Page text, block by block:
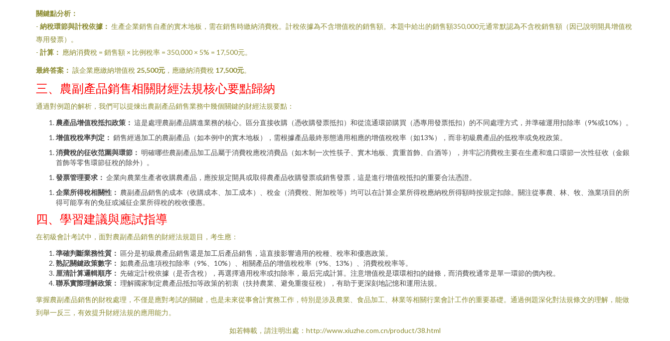
關鍵點分析：
- 納稅環節與計稅依據： 生產企業銷售自產的實木地板，需在銷售時繳納消費稅。計稅依據為不含增值稅的銷售額。本題中給出的銷售額350,000元通常默認為不含稅銷售額（因已說明開具增值稅
專用發票）。
- 計算： 應納消費稅 = 銷售額 × 比例稅率 = 350,000 × 5% = 17,500元。
最終答案： 該企業應繳納增值稅 25,500元 ，應繳納消費稅 17,500元。
三、農副產品銷售相關財經法規核心要點歸納
通過對例題的解析，我們可以提煉出農副產品銷售業務中幾個關鍵的財經法規要點：
農產品增值稅抵扣政策： 這是處理農副產品購進業務的核心。區分直接收購（憑收購發票抵扣）和從流通環節購買（憑專用發票抵扣）的不同處理方式，并準確運用扣除率（9%或10%）。
增值稅稅率判定： 銷售經過加工的農副產品（如本例中的實木地板），需根據產品最終形態適用相應的增值稅稅率（如13%），而非初級農產品的低稅率或免稅政策。
消費稅的征收范圍與環節： 明確哪些農副產品加工品屬于消費稅應稅消費品（如木制一次性筷子、實木地板、貴重首飾、白酒等），并牢記消費稅主要在生產和進口環節一次性征收（金銀
首飾等零售環節征稅的除外）。
發票管理要求： 企業向農業生產者收購農產品，應按規定開具或取得農產品收購發票或銷售發票，這是進行增值稅抵扣的重要合法憑證。
企業所得稅相關性： 農副產品銷售的成本（收購成本、加工成本）、稅金（消費稅、附加稅等）均可以在計算企業所得稅應納稅所得額時按規定扣除。關注從事農、林、牧、漁業項目的所
得可能享有的免征或減征企業所得稅的稅收優惠。
四、學習建議與應試指導
在初級會計考試中，面對農副產品銷售的財經法規題目，考生應：
準確判斷業務性質： 區分是初級農產品銷售還是加工后產品銷售，這直接影響適用的稅種、稅率和優惠政策。
熟記關鍵政策數字： 如農產品進項稅扣除率（9%、10%）、相關產品的增值稅稅率（9%、13%）、消費稅稅率等。
厘清計算邏輯順序： 先確定計稅依據（是否含稅），再選擇適用稅率或扣除率，最后完成計算。注意增值稅是環環相扣的鏈條，而消費稅通常是單一環節的價內稅。
聯系實際理解政策： 理解國家制定農產品抵扣等政策的初衷（扶持農業、避免重復征稅），有助于更深刻地記憶和運用法規。
掌握農副產品銷售的財稅處理，不僅是應對考試的關鍵，也是未來從事會計實務工作，特別是涉及農業、食品加工、林業等相關行業會計工作的重要基礎。通過例題深化對法規條文的理解，能做
到舉一反三，有效提升財經法規的應用能力。
如若轉載，請注明出處：http://www.xiuzhe.com.cn/product/38.html